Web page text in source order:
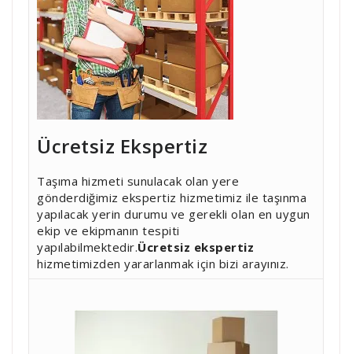
Ücretsiz Ekspertiz
Taşıma hizmeti sunulacak olan yere
gönderdiğimiz ekspertiz hizmetimiz ile taşınma
yapılacak yerin durumu ve gerekli olan en uygun
ekip ve ekipmanın tespiti
yapılabilmektedir.Ücretsiz ekspertiz
hizmetimizden yararlanmak için bizi arayınız.